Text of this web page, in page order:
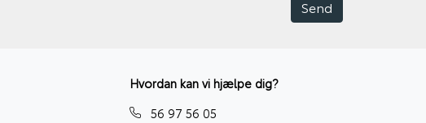
Hvordan kan vi hjælpe dig?
56 97 56 05